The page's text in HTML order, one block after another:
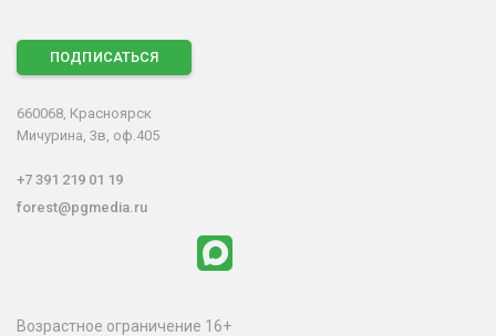
ПОДПИСАТЬСЯ
660068, Красноярск
Мичурина, 3в, оф.405
+7 391 219 01 19
forest@pgmedia.ru
Возрастное ограничение 16+